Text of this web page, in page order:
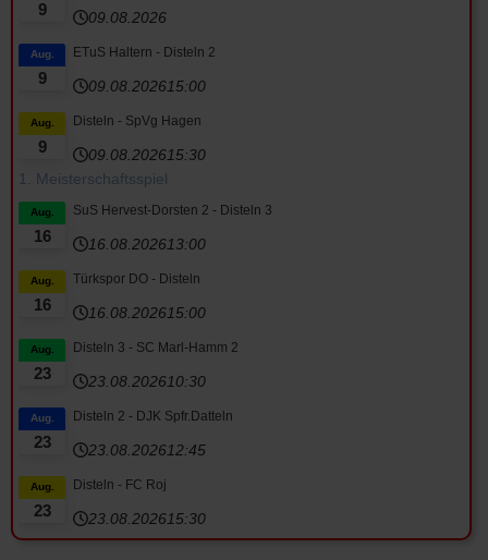
9 09.08.2026
9
Aug. ETuS Haltern - Disteln 2
09.08.202615:00
9
Aug. Disteln - SpVg Hagen
09.08.202615:30
1. Meisterschaftsspiel
16
Aug. SuS Hervest-Dorsten 2 - Disteln 3
16.08.202613:00
16
Aug. Türkspor DO - Disteln
16.08.202615:00
23
Aug. Disteln 3 - SC Marl-Hamm 2
23.08.202610:30
23
Aug. Disteln 2 - DJK Spfr.Datteln
23.08.202612:45
23
Aug. Disteln - FC Roj
23.08.202615:30